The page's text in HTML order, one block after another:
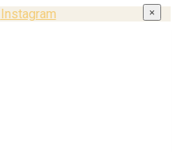
Instagram ×